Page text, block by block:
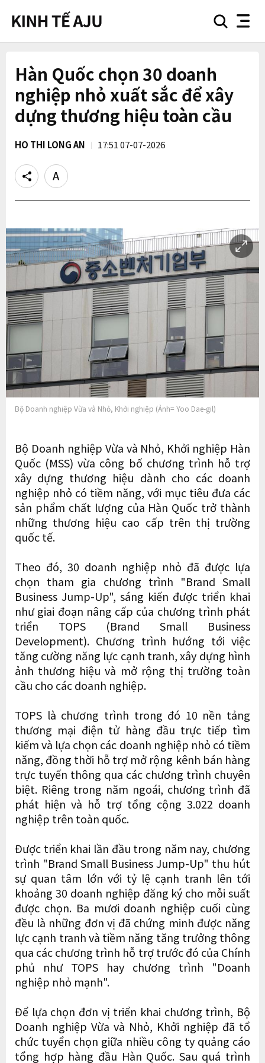
searchnav
Hàn Quốc chọn 30 doanh
nghiệp nhỏ xuất sắc để xây
dựng thương hiệu toàn cầu
HO THI LONG AN 17:51 07-07-2026
Share
Text
size
Bộ Doanh nghiệp Vừa và Nhỏ, Khởi nghiệp (Ảnh= Yoo Dae-gil)
Bộ Doanh nghiệp Vừa và Nhỏ, Khởi nghiệp Hàn
Quốc (MSS) vừa công bố chương trình hỗ trợ
xây dựng thương hiệu dành cho các doanh
nghiệp nhỏ có tiềm năng, với mục tiêu đưa các
sản phẩm chất lượng của Hàn Quốc trở thành
những thương hiệu cao cấp trên thị trường
quốc tế.
Theo đó, 30 doanh nghiệp nhỏ đã được lựa
chọn tham gia chương trình "Brand Small
Business Jump-Up", sáng kiến được triển khai
như giai đoạn nâng cấp của chương trình phát
triển TOPS
(Brand Small Business
Development). Chương trình hướng tới việc
tăng cường năng lực cạnh tranh, xây dựng hình
ảnh thương hiệu và mở rộng thị trường toàn
cầu cho các doanh nghiệp.
TOPS là chương trình trong đó 10 nền tảng
thương mại điện tử hàng đầu trực tiếp tìm
kiếm và lựa chọn các doanh nghiệp nhỏ có tiềm
năng, đồng thời hỗ trợ mở rộng kênh bán hàng
trực tuyến thông qua các chương trình chuyên
biệt. Riêng trong năm ngoái, chương trình đã
phát hiện và hỗ trợ tổng cộng 3.022 doanh
nghiệp trên toàn quốc.
Được triển khai lần đầu trong năm nay, chương
trình "Brand Small Business Jump-Up" thu hút
sự quan tâm lớn với tỷ lệ cạnh tranh lên tới
khoảng 30 doanh nghiệp đăng ký cho mỗi suất
được chọn. Ba mươi doanh nghiệp cuối cùng
đều là những đơn vị đã chứng minh được năng
lực cạnh tranh và tiềm năng tăng trưởng thông
qua các chương trình hỗ trợ trước đó của Chính
phủ như TOPS hay chương trình "Doanh
nghiệp nhỏ mạnh".
Để lựa chọn đơn vị triển khai chương trình, Bộ
Doanh nghiệp Vừa và Nhỏ, Khởi nghiệp đã tổ
chức tuyển chọn giữa nhiều công ty quảng cáo
tổng hợp hàng đầu Hàn Quốc. Sau quá trình